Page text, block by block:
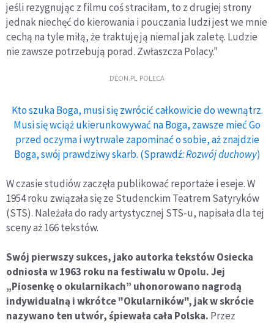
jeśli rezygnując z filmu coś straciłam, to z drugiej strony
jednak niechęć do kierowania i pouczania ludzi jest we mnie
cechą na tyle miłą, że traktuję ją niemal jak zaletę. Ludzie
nie zawsze potrzebują porad. Zwłaszcza Polacy."
DEON.PL POLECA
Kto szuka Boga, musi się zwrócić całkowicie do wewnątrz.
Musi się wciąż ukierunkowywać na Boga, zawsze mieć Go
przed oczyma i wytrwale zapominać o sobie, aż znajdzie
Boga, swój prawdziwy skarb. (Sprawdź:Rozwój duchowy)
W czasie studiów zaczęła publikować reportaże i eseje. W
1954 roku związała się ze Studenckim Teatrem Satyryków
(STS). Należała do rady artystycznej STS-u, napisała dla tej
sceny aż 166 tekstów.
Swój pierwszy sukces, jako autorka tekstów Osiecka
odniosła w 1963 roku na festiwalu w Opolu. Jej
„Piosenkę o okularnikach” uhonorowano nagrodą
indywidualną i wkrótce "Okularników", jak w skrócie
nazywano ten utwór, śpiewała cała Polska. Przez